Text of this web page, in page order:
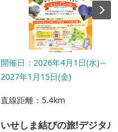
開催日：2026年4月1日(水)～
2027年1月15日(金)
直線距離：5.4km
いせしま結びの旅!デジタル